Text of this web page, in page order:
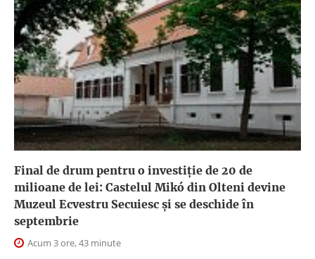
Final de drum pentru o investiție de 20 de
milioane de lei: Castelul Mikó din Olteni devine
Muzeul Ecvestru Secuiesc și se deschide în
septembrie
Acum 3 ore, 43 minute